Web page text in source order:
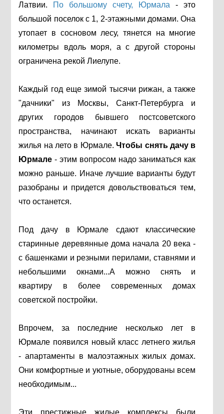
Латвии. По большому счету, Юрмала - это
большой поселок с 1, 2-этажными домами. Она
утопает в сосновом лесу, тянется на многие
километры вдоль моря, а с другой стороны
ограничена рекой Лиелупе.
Каждый год еще зимой тысячи рижан, а также
"дачники" из Москвы, Санкт-Петербурга и
других городов бывшего постсоветского
пространства, начинают искать варианты
жилья на лето в Юрмале.Чтобы снять дачу в
Юрмале - этим вопросом надо заниматься как
можно раньше. Иначе лучшие варианты будут
разобраны и придется довольствоваться тем,
что останется.
Под дачу в Юрмале сдают классические
старинные деревянные дома начала 20 века -
с башенками и резными перилами, ставнями и
небольшими окнами...А можно снять и
квартиру в более современных домах
советской постройки.
Впрочем, за последние несколько лет в
Юрмале появился новый класс летнего жилья
- апартаменты в малоэтажных жилых домах.
Они комфортные и уютные, оборудованы всем
необходимым...
Эти престижные жилые комплексы были